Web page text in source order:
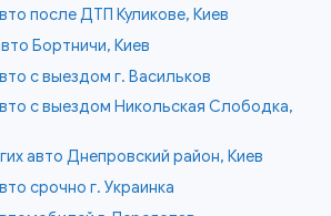
после ДТП Куликове, Киев
Бортничи, Киев
с выездом г. Васильков
с выездом Никольская Слободка,
авто Днепровский район, Киев
срочно г. Украинка